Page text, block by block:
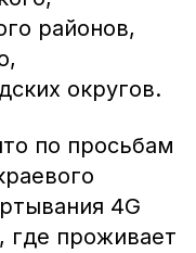
районов,
округов.
по просьбам
4G
где проживает